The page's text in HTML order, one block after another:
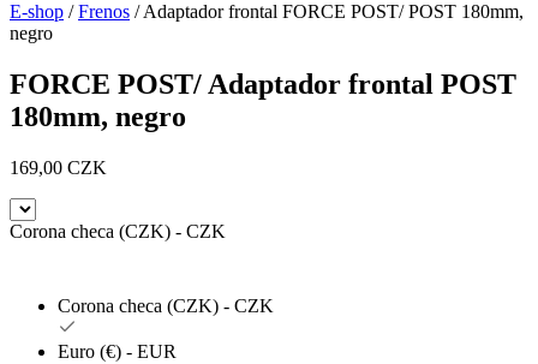
E-shop /Frenos / Adaptador frontal FORCE POST/ POST 180mm,
negro
FORCE POST/ Adaptador frontal POST
180mm, negro
169,00 CZK
Corona checa (CZK) - CZK
Corona checa (CZK) - CZK
Euro (€) - EUR